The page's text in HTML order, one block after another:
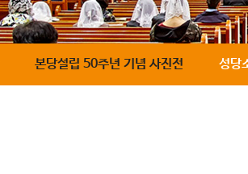
본당설립 50주년 기념 사진전 성당